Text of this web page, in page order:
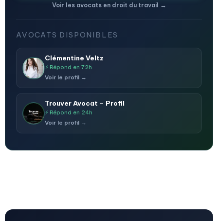
Voir les avocats en droit du travail →
AVOCATS DISPONIBLES
Clémentine Veltz
⚡ Répond en 72h
Voir le profil →
Trouver Avocat – Profil
⚡ Répond en 24h
Voir le profil →